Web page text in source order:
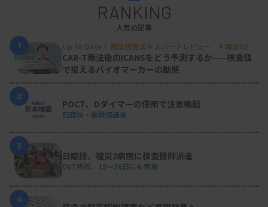
RANKING
人気の記事
1
Up to Date！ 臨床検査エキスパートレビュー # 輸血02
CAR-T療法後のICANSをどう予測するか——検査値
で捉えるバイオマーカーの動態
2
POCT、Dダイマーの使用で注意喚起
日臨技・振興協議会
3
日臨技、被災2病院に検査技師派遣
DVT検診、15～16日にも実施
4